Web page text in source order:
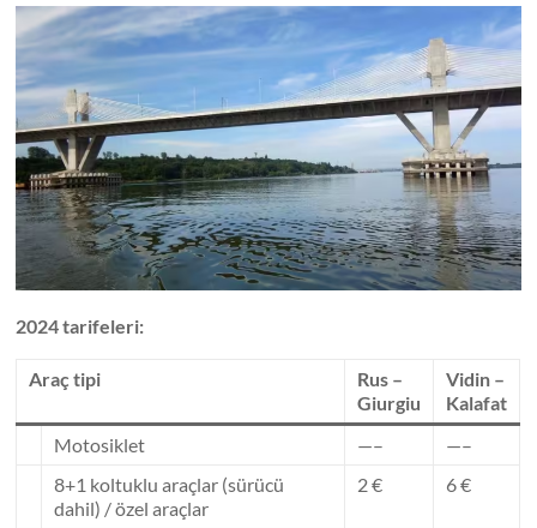
2024 tarifeleri:
Araç tipi
Rus –
Giurgiu
Vidin –
Kalafat
Motosiklet
—–
—–
8+1 koltuklu araçlar (sürücü
dahil) / özel araçlar
2 € 6 €